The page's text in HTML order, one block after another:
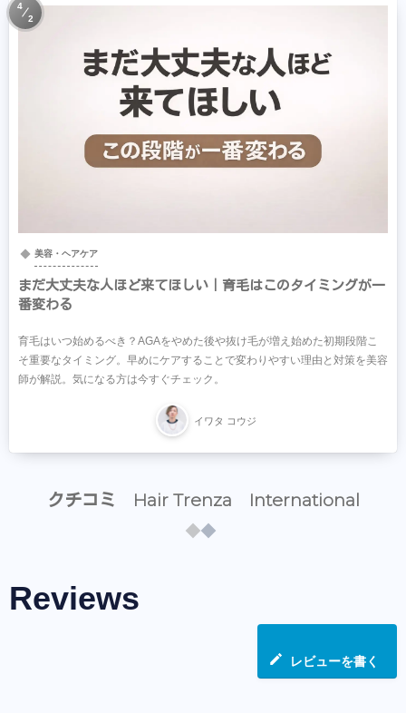
美容・ヘアケア
まだ大丈夫な人ほど来てほしい｜育毛はこのタイミングが一
番変わる
育毛はいつ始めるべき？AGAをやめた後や抜け毛が増え始めた初期段階こ
そ重要なタイミング。早めにケアすることで変わりやすい理由と対策を美容
師が解説。気になる方は今すぐチェック。
イワタ コウジ
4
2
クチコミ Hair Trenza International
Reviews
レビューを書く